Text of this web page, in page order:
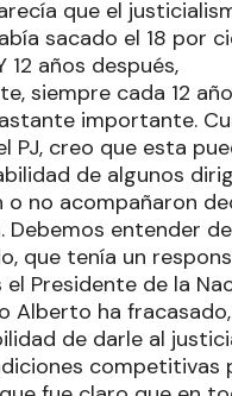
que el
sacado el 18 por
12 años después,
siempre cada 12
importante.
PJ, creo que esta
de algunos
o no acompañaron
Debemos entender
que tenía un
Presidente de la
Alberto ha
de darle al
competitivas